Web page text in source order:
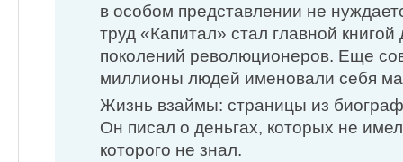
в особом представлении не
труд «Капитал» стал главной книгой
поколений революционеров. Еще
миллионы людей именовали себя
Жизнь взаймы: страницы из
Он писал о деньгах, которых не
которого не знал.